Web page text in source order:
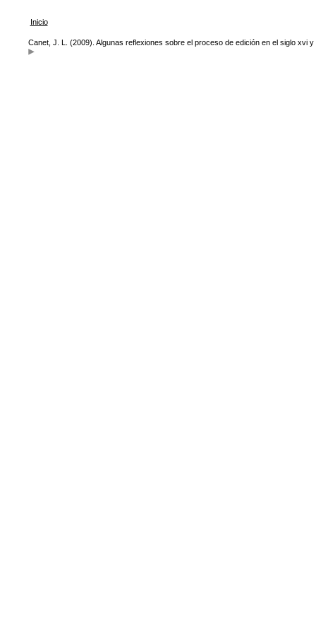
Inicio
Canet, J. L. (2009). Algunas reflexiones sobre el proceso de edición en el siglo xvi